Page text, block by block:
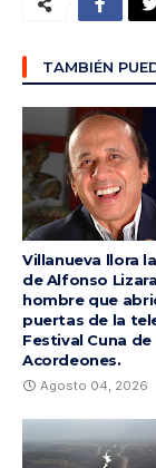
TAMBIÉN
Villanueva llora
de Alfonso
hombre que
puertas de la
Festival Cuna de
Acordeones.
Agosto 04, 2026